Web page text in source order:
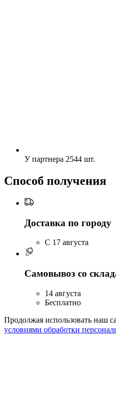
У партнера 2544 шт.
Способ получения
Доставка по городу
C 17 августа
Самовывоз со
14 августа
Бесплатно
Продолжая использовать наш
условиями обработки